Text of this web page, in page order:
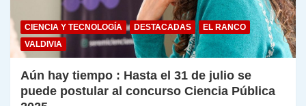
CIENCIA Y TECNOLOGÍA DESTACADAS
EL RANCO
VALDIVIA
Aún hay tiempo : Hasta el 31 de julio se
puede postular al concurso Ciencia Pública